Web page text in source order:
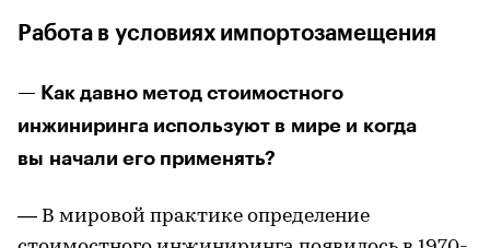
Работа в условиях импортозамещения
— Как давно метод стоимостного
инжиниринга используют в мире и когда
вы начали его применять?
— В мировой практике определение